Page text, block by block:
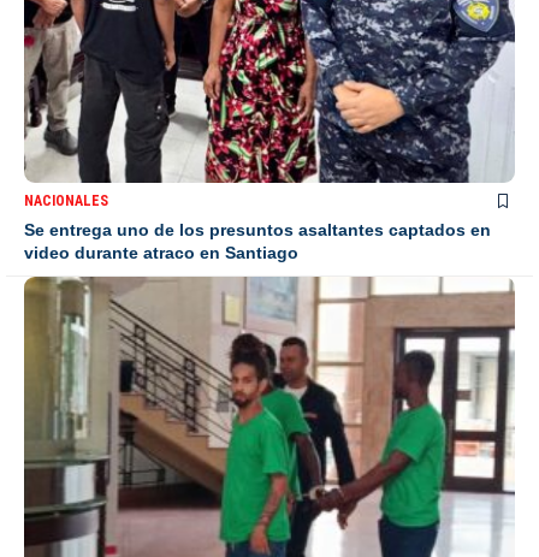
NACIONALES
Se entrega uno de los presuntos asaltantes captados en
video durante atraco en Santiago